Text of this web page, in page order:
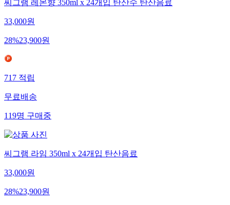
씨그램 레몬향 350ml x 24개입 탄산수 탄산음료
33,000원
28%23,900원
717적립
무료배송
119명구매중
씨그램 라임 350ml x 24개입 탄산음료
33,000원
28%23,900원